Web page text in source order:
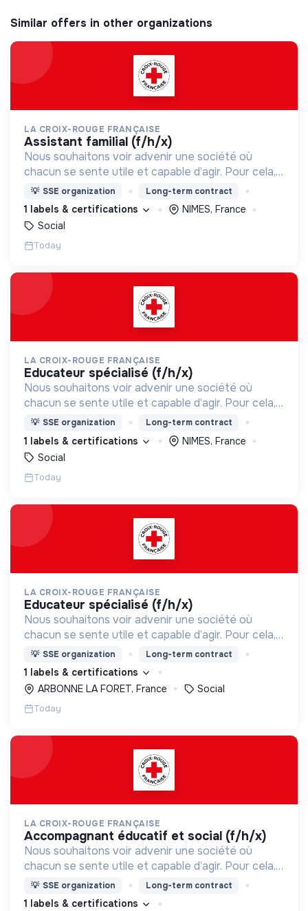
Similar offers in other organizations
LA CROIX-ROUGE FRANÇAISE
assistant familial (f/h/x)
Nous souhaitons voir advenir une société où
chacun se sente utile et capable d’agir. Pour cela,
nous proposons des moyens et des lieux
d’engagement innovants et adaptés à tous.
💡 SSE organization Long-term contract
1 labels & certifications
NIMES, France
Social
Today
LA CROIX-ROUGE FRANÇAISE
educateur spécialisé (f/h/x)
Nous souhaitons voir advenir une société où
chacun se sente utile et capable d’agir. Pour cela,
nous proposons des moyens et des lieux
d’engagement innovants et adaptés à tous.
💡 SSE organization Long-term contract
1 labels & certifications
NIMES, France
Social
Today
LA CROIX-ROUGE FRANÇAISE
educateur spécialisé (f/h/x)
Nous souhaitons voir advenir une société où
chacun se sente utile et capable d’agir. Pour cela,
nous proposons des moyens et des lieux
d’engagement innovants et adaptés à tous.
💡 SSE organization Long-term contract
1 labels & certifications
ARBONNE LA FORET, France
Social
Today
LA CROIX-ROUGE FRANÇAISE
accompagnant éducatif et social (f/h/x)
Nous souhaitons voir advenir une société où
chacun se sente utile et capable d’agir. Pour cela,
nous proposons des moyens et des lieux
d’engagement innovants et adaptés à tous.
💡 SSE organization Long-term contract
1 labels & certifications